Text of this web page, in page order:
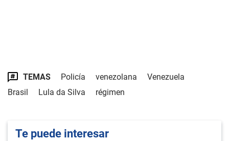
TEMAS Policía venezolana
Venezuela
Brasil
Lula da Silva régimen
Te puede interesar